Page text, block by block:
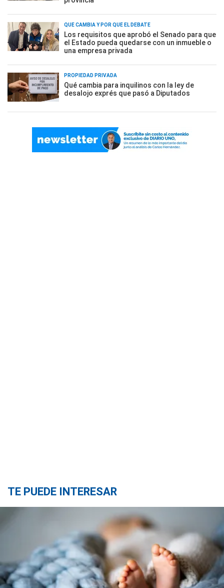
QUÉ CAMBIA Y POR QUÉ EL DEBATE
Los requisitos que aprobó el Senado para que
el Estado pueda quedarse con un inmueble o
una empresa privada
PROPIEDAD PRIVADA
Qué cambia para inquilinos con la ley de
desalojo exprés que pasó a Diputados
TE PUEDE INTERESAR